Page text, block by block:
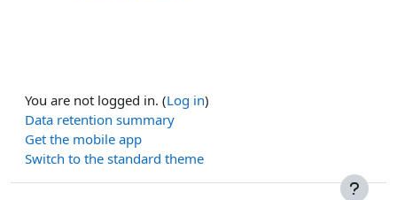
You are not logged in. (Log in)
Data retention summary
Get the mobile app
Switch to the standard theme